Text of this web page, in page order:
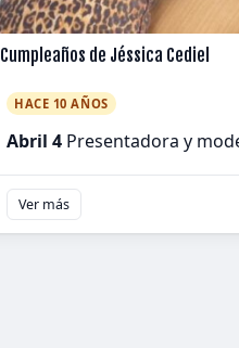
Cumpleaños de Jéssica Cediel
HACE 10 AÑOS
Abril 4 Presentadora y
Ver más